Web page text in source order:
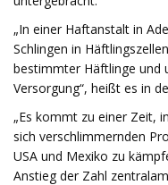
„In einer Haftanstalt in
Schlingen in
bestimmter Häftlinge und
Versorgung“, heißt es in
„Es kommt zu einer Zeit,
sich verschlimmernden
USA und Mexiko zu
Anstieg der Zahl